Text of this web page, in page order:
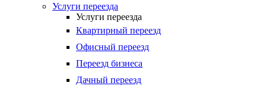
Услуги переезда
Услуги переезда
Квартирный переезд
Офисный переезд
Переезд бизнеса
Дачный переезд